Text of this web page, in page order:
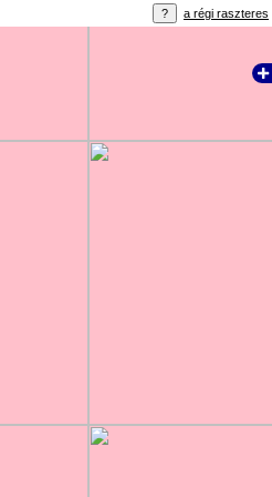
a régi raszteres